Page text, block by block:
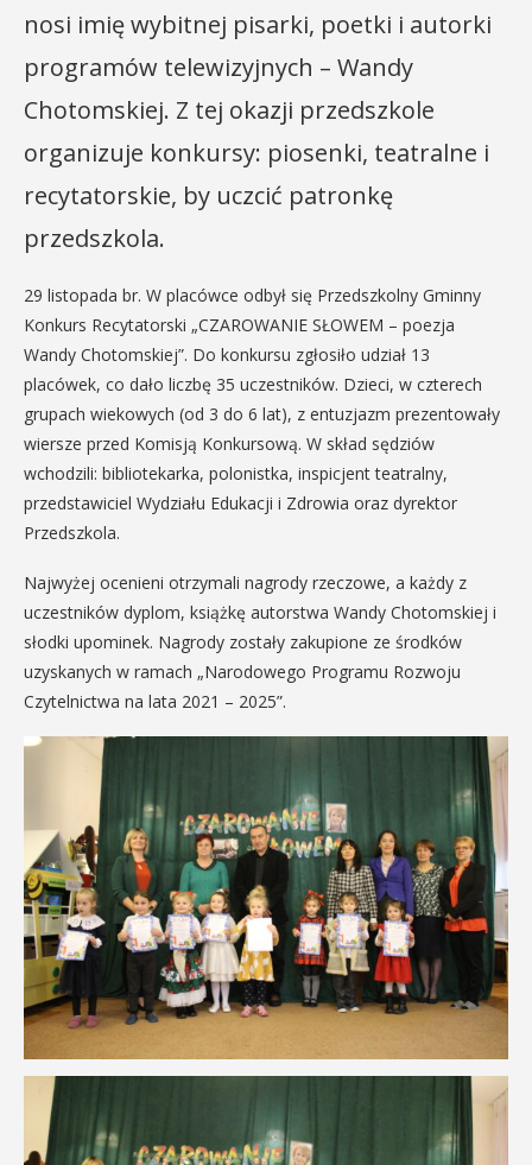
nosi imię wybitnej pisarki, poetki i autorki
programów telewizyjnych – Wandy
Chotomskiej. Z tej okazji przedszkole
organizuje konkursy: piosenki, teatralne i
recytatorskie, by uczcić patronkę
przedszkola.
29 listopada br. W placówce odbył się Przedszkolny Gminny
Konkurs Recytatorski „CZAROWANIE SŁOWEM – poezja
Wandy Chotomskiej”. Do konkursu zgłosiło udział 13
placówek, co dało liczbę 35 uczestników. Dzieci, w czterech
grupach wiekowych (od 3 do 6 lat), z entuzjazm prezentowały
wiersze przed Komisją Konkursową. W skład sędziów
wchodzili: bibliotekarka, polonistka, inspicjent teatralny,
przedstawiciel Wydziału Edukacji i Zdrowia oraz dyrektor
Przedszkola.
Najwyżej ocenieni otrzymali nagrody rzeczowe, a każdy z
uczestników dyplom, książkę autorstwa Wandy Chotomskiej i
słodki upominek. Nagrody zostały zakupione ze środków
uzyskanych w ramach „Narodowego Programu Rozwoju
Czytelnictwa na lata 2021 – 2025”.